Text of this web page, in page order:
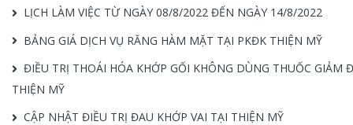
LỊCH LÀM VIỆC TỪ NGÀY 08/8/2022 ĐẾN NGÀY 14/8/2022
BẢNG GIÁ DỊCH VỤ RĂNG HÀM MẶT TẠI PKĐK THIỆN MỸ
ĐIỀU TRỊ THOÁI HÓA KHỚP GỐI KHÔNG DÙNG THUỐC GIẢM
THIỆN MỸ
CẬP NHẬT ĐIỀU TRỊ ĐAU KHỚP VAI TẠI THIỆN MỸ